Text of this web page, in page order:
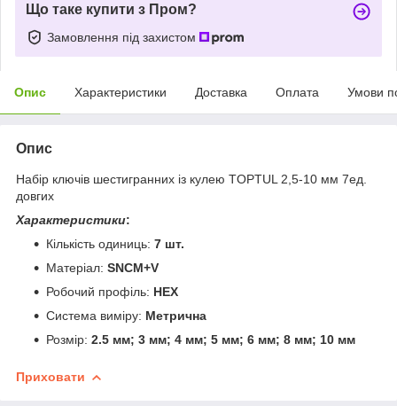
Що таке купити з Пром?
Замовлення під захистом
Опис Характеристики Доставка Оплата Умови
Опис
Набір ключів шестигранних із кулею TOPTUL 2,5-10 мм 7ед.
довгих
Характеристики:
Кількість одиниць: 7 шт.
Матеріал: SNCM+V
Робочий профіль: HEX
Система виміру: Метрична
Розмір: 2.5 мм; 3 мм; 4 мм; 5 мм; 6 мм; 8 мм; 10 мм
Приховати